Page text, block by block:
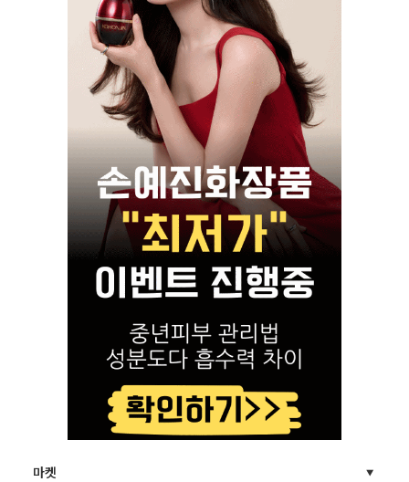
마켓